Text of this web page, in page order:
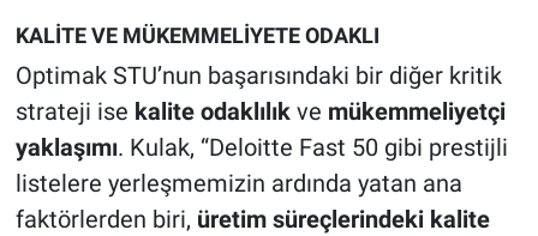
KALİTE VE MÜKEMMELİYETE ODAKLI
Optimak STU’nun başarısındaki bir diğer kritik
strateji ise kalite odaklılıkve mükemmeliyetçi
yaklaşımı. Kulak, “Deloitte Fast 50 gibi prestijli
listelere yerleşmemizin ardında yatan ana
faktörlerden biri, üretim süreçlerindeki kalite